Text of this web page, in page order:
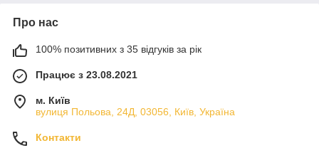
Про нас
100% позитивних з 35 відгуків за рік
Працює з 23.08.2021
м. Київ
вулиця Польова, 24Д, 03056, Київ, Україна
Контакти